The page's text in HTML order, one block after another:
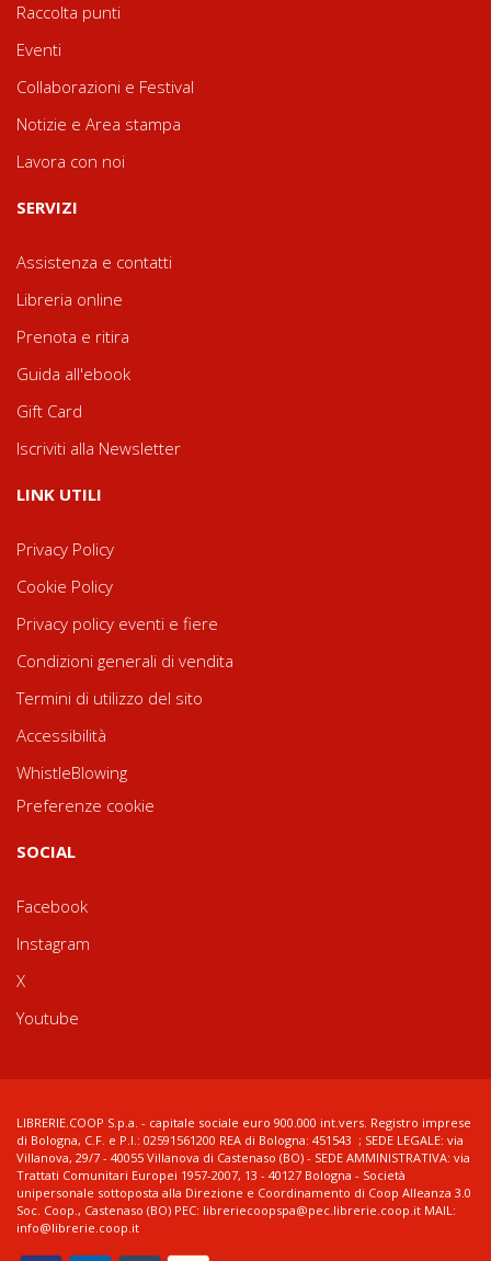
Raccolta punti
Eventi
Collaborazioni e Festival
Notizie e Area stampa
Lavora con noi
SERVIZI
Assistenza e contatti
Libreria online
Prenota e ritira
Guida all'ebook
Gift Card
Iscriviti alla Newsletter
LINK UTILI
Privacy Policy
Cookie Policy
Privacy policy eventi e fiere
Condizioni generali di vendita
Termini di utilizzo del sito
Accessibilità
WhistleBlowing
Preferenze cookie
SOCIAL
Facebook
Instagram
X
Youtube
LIBRERIE.COOP S.p.a. - capitale sociale euro 900.000 int.vers. Registro imprese
di Bologna, C.F. e P.I.: 02591561200 REA di Bologna: 451543 ; SEDE LEGALE: via
Villanova, 29/7 - 40055 Villanova di Castenaso (BO) - SEDE AMMINISTRATIVA: via
Trattati Comunitari Europei 1957-2007, 13 - 40127 Bologna - Società
unipersonale sottoposta alla Direzione e Coordinamento di Coop Alleanza 3.0
Soc. Coop., Castenaso (BO) PEC: libreriecoopspa@pec.librerie.coop.it MAIL:
info@librerie.coop.it